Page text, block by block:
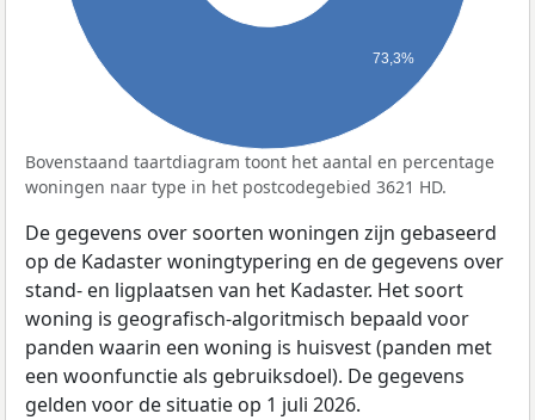
73,3%
Bovenstaand taartdiagram toont het aantal en percentage
woningen naar type in het postcodegebied 3621 HD.
De gegevens over soorten woningen zijn gebaseerd
op de Kadaster woningtypering en de gegevens over
stand- en ligplaatsen van het Kadaster. Het soort
woning is geografisch-algoritmisch bepaald voor
panden waarin een woning is huisvest (panden met
een woonfunctie als gebruiksdoel). De gegevens
gelden voor de situatie op 1 juli 2026.